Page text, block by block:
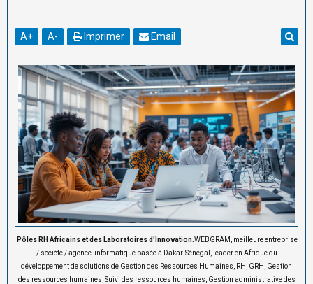
A+ A- Imprimer Email
Pôles RH Africains et des Laboratoires d'Innovation.WEBGRAM, meilleure entreprise
/ société / agence informatique basée à Dakar-Sénégal, leader en Afrique du
développement de solutions de Gestion des Ressources Humaines, RH, GRH, Gestion
des ressources humaines, Suivi des ressources humaines, Gestion administrative des